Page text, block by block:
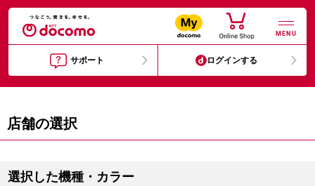
MENU
サポート ログインする
店舗の選択
選択した機種・カラー